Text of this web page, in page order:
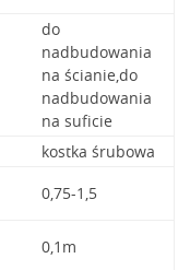
do
nadbudowania
na ścianie,do
nadbudowania
na suficie
kostka śrubowa
0,75-1,5
0,1m